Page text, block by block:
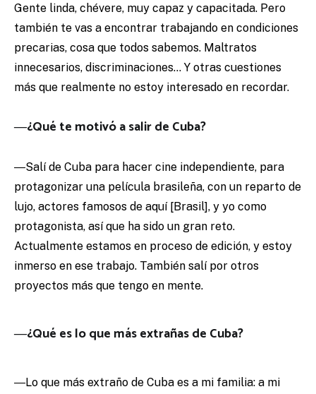
Gente linda, chévere, muy capaz y capacitada. Pero
también te vas a encontrar trabajando en condiciones
precarias, cosa que todos sabemos. Maltratos
innecesarios, discriminaciones… Y otras cuestiones
más que realmente no estoy interesado en recordar.
―¿Qué te motivó a salir de Cuba?
―Salí de Cuba para hacer cine independiente, para
protagonizar una película brasileña, con un reparto de
lujo, actores famosos de aquí [Brasil], y yo como
protagonista, así que ha sido un gran reto.
Actualmente estamos en proceso de edición, y estoy
inmerso en ese trabajo. También salí por otros
proyectos más que tengo en mente.
―¿Qué es lo que más extrañas de Cuba?
―Lo que más extraño de Cuba es a mi familia: a mi